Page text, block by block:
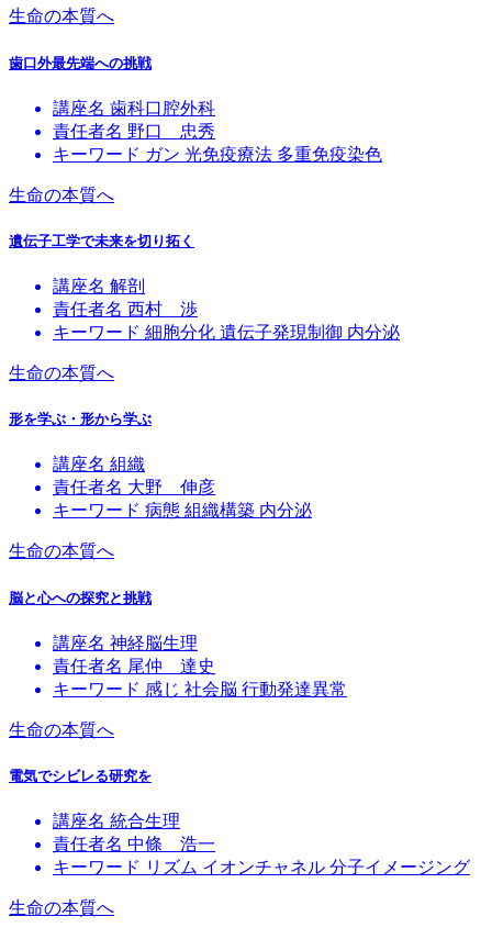
生命の本質へ
歯口外最先端への挑戦
講座名 歯科口腔外科
責任者名 野口 忠秀
キーワード ガン 光免疫療法 多重免疫染色
生命の本質へ
遺伝子工学で未来を切り拓く
講座名 解剖
責任者名 西村 渉
キーワード 細胞分化 遺伝子発現制御 内分泌
生命の本質へ
形を学ぶ・形から学ぶ
講座名 組織
責任者名 大野 伸彦
キーワード 病態 組織構築 内分泌
生命の本質へ
脳と心への探究と挑戦
講座名 神経脳生理
責任者名 尾仲 達史
キーワード 感じ 社会脳 行動発達異常
生命の本質へ
電気でシビレる研究を
講座名 統合生理
責任者名 中條 浩一
キーワード リズム イオンチャネル 分子イメージング
生命の本質へ